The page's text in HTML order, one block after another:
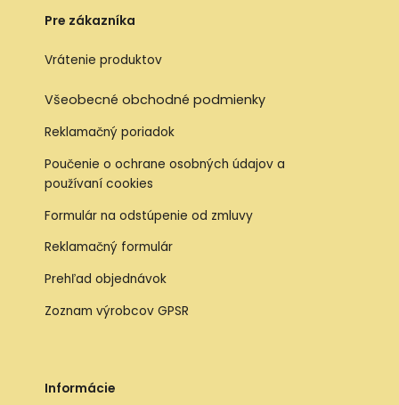
Pre zákazníka
Vrátenie produktov
Všeobecné obchodné podmienky
Reklamačný poriadok
Poučenie o ochrane osobných údajov a
používaní cookies
Formulár na odstúpenie od zmluvy
Reklamačný formulár
Prehľad objednávok
Zoznam výrobcov GPSR
Informácie